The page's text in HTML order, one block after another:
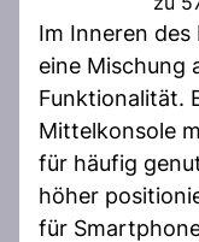
Im Inneren
eine Mischung
Funktionalität.
Mittelkonsole
für häufig
höher
für